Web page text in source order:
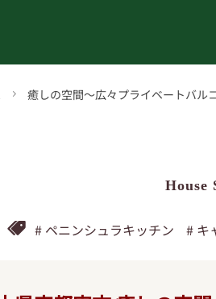
癒しの空間～広々プライベートバル
ペニンシュラキッチン キ